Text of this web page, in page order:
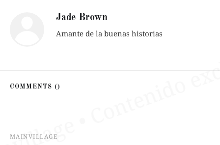
Jade Brown
Amante de la buenas historias
COMMENTS ()
MAINVILLAGE